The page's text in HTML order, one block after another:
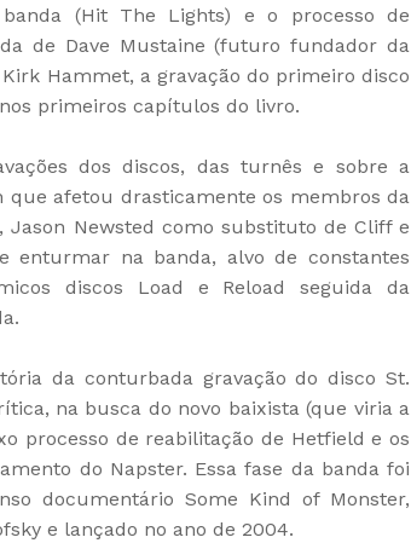
(Hit The Lights) e o processo de
de Dave Mustaine (futuro fundador da
Hammet, a gravação do primeiro disco
primeiros capítulos do livro.
dos discos, das turnês e sobre a
afetou drasticamente os membros da
Jason Newsted como substituto de Cliff e
enturmar na banda, alvo de constantes
discos Load e Reload seguida da
da conturbada gravação do disco St.
na busca do novo baixista (que viria a
processo de reabilitação de Hetfield e os
do Napster. Essa fase da banda foi
documentário Some Kind of Monster,
e lançado no ano de 2004.